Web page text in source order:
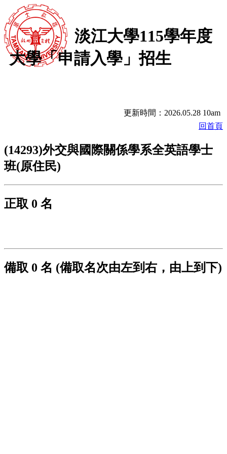
淡江大學115學年度
大學「申請入學」招生
更新時間：2026.05.28 10am
回首頁
(14293)外交與國際關係學系全英語學士
班(原住民)
正取 0 名
備取 0 名 (備取名次由左到右，由上到下)